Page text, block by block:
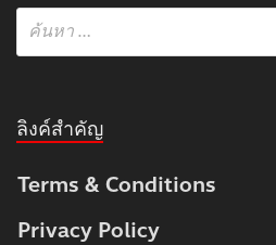
ลิงค์สำคัญ
Terms & Conditions
Privacy Policy